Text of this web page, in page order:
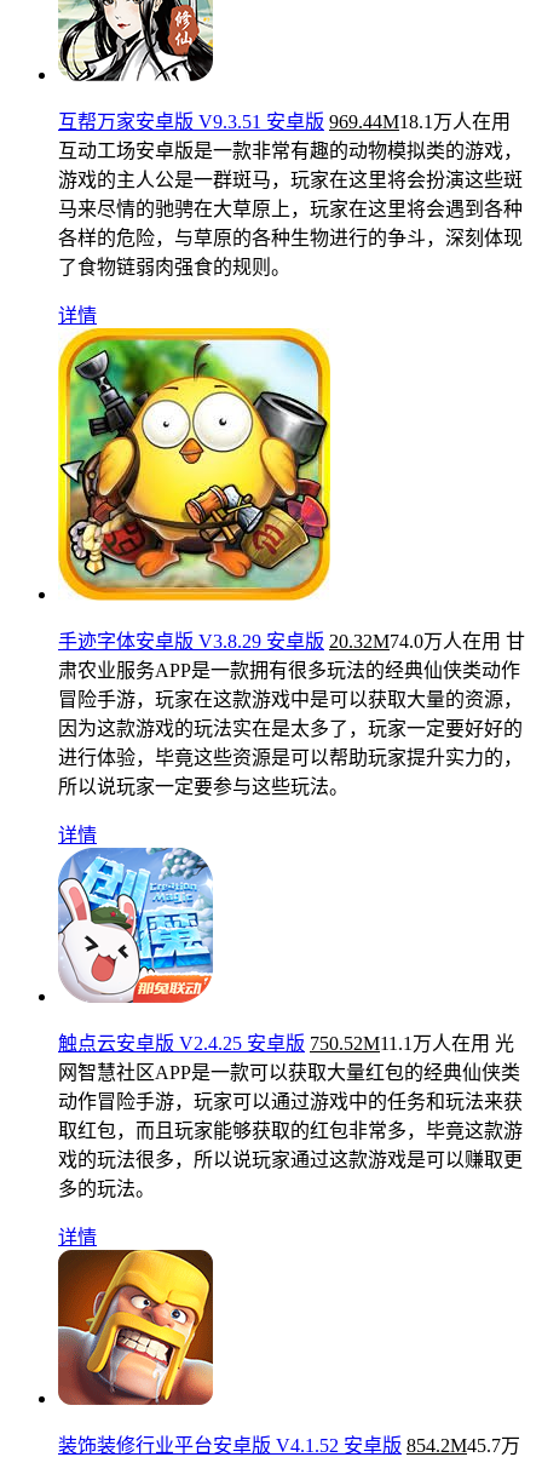
互帮万家安卓版 V9.3.51 安卓版 969.44M18.1万人在用
互动工场安卓版是一款非常有趣的动物模拟类的游戏，
游戏的主人公是一群斑马，玩家在这里将会扮演这些斑
马来尽情的驰骋在大草原上，玩家在这里将会遇到各种
各样的危险，与草原的各种生物进行的争斗，深刻体现
了食物链弱肉强食的规则。
详情
手迹字体安卓版 V3.8.29 安卓版 20.32M74.0万人在用 甘
肃农业服务APP是一款拥有很多玩法的经典仙侠类动作
冒险手游，玩家在这款游戏中是可以获取大量的资源，
因为这款游戏的玩法实在是太多了，玩家一定要好好的
进行体验，毕竟这些资源是可以帮助玩家提升实力的，
所以说玩家一定要参与这些玩法。
详情
触点云安卓版 V2.4.25 安卓版 750.52M11.1万人在用 光
网智慧社区APP是一款可以获取大量红包的经典仙侠类
动作冒险手游，玩家可以通过游戏中的任务和玩法来获
取红包，而且玩家能够获取的红包非常多，毕竟这款游
戏的玩法很多，所以说玩家通过这款游戏是可以赚取更
多的玩法。
详情
装饰装修行业平台安卓版 V4.1.52 安卓版 854.2M45.7万